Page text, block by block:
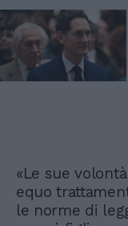
«Le sue
equo
le norme di